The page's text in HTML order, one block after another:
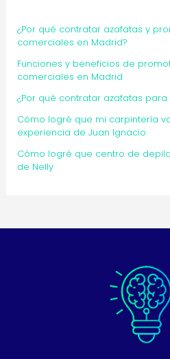
¿Por qué contratar azafatas y
comerciales en Madrid?
Funciones y beneficios de
comerciales en Madrid
¿Por qué contratar azafatas
Cómo logré que mi carpintería
experiencia de Juan Ignacio
Cómo logré que centro de
de Nelly